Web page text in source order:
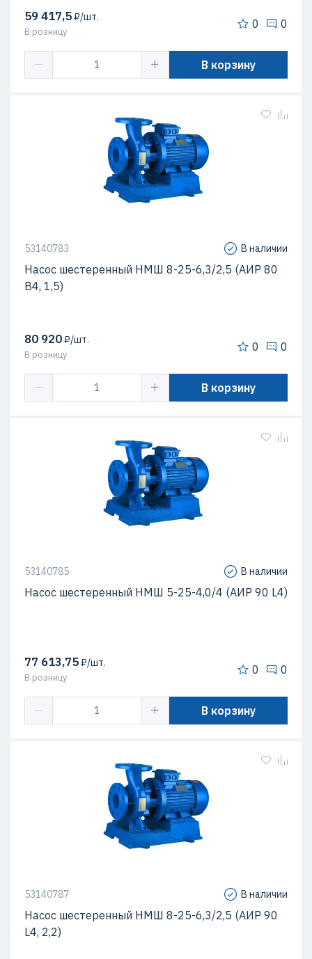
59 417,5₽/шт.
В розницу
0 0
В корзину
53140783 В наличии
Насос шестеренный НМШ 8-25-6,3/2,5 (АИР 80
В4, 1,5)
80 920₽/шт.
В розницу
0 0
В корзину
53140785 В наличии
Насос шестеренный НМШ 5-25-4,0/4 (АИР 90 L4)
77 613,75₽/шт.
В розницу
0 0
В корзину
53140787 В наличии
Насос шестеренный НМШ 8-25-6,3/2,5 (АИР 90
L4, 2,2)